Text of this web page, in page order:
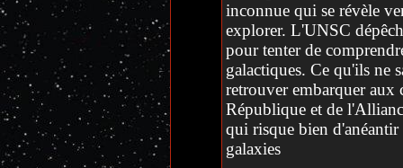
inconnue qui se révèle
explorer. L'UNSC
pour tenter de
galactiques. Ce qu'ils ne
retrouver embarquer aux
République et de
qui risque bien
galaxies